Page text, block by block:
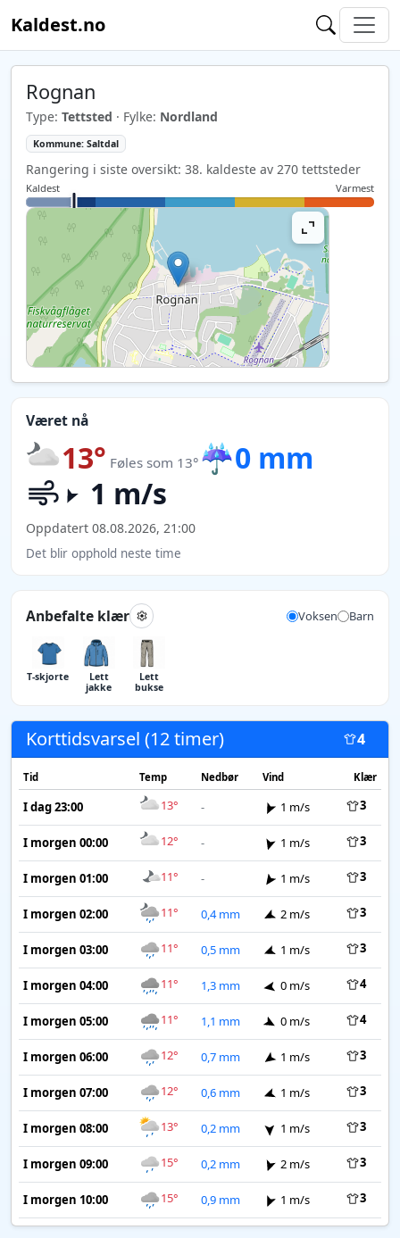
Kaldest.no
Rognan
Type: Tettsted · Fylke: Nordland
Kommune: Saltdal
Rangering i siste oversikt: 38. kaldeste av 270 tettsteder
Kaldest Varmest
Været nå
13° Føles som 13° ☔0 mm
1 m/s
Oppdatert 08.08.2026, 21:00
Det blir opphold neste time
Anbefalte klær Voksen Barn
T-skjorte
Lett
jakke
Lett
bukse
Korttidsvarsel (12 timer) 4
Tid Temp Nedbør Vind Klær
I dag 23:00 13° - 1 m/s 3
I morgen 00:00 12° - 1 m/s 3
I morgen 01:00 11° - 1 m/s 3
I morgen 02:00 11° 0,4 mm 2 m/s 3
I morgen 03:00 11° 0,5 mm 1 m/s 3
I morgen 04:00 11° 1,3 mm 0 m/s 4
I morgen 05:00 11° 1,1 mm 0 m/s 4
I morgen 06:00 12° 0,7 mm 1 m/s 3
I morgen 07:00 12° 0,6 mm 1 m/s 3
I morgen 08:00 13° 0,2 mm 1 m/s 3
I morgen 09:00 15° 0,2 mm 2 m/s 3
I morgen 10:00 15° 0,9 mm 1 m/s 3